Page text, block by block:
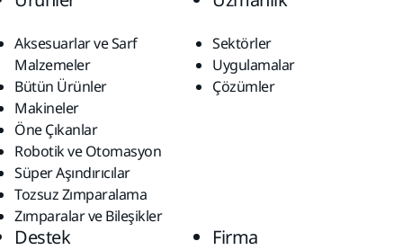
Aksesuarlar ve Sarf
Malzemeler
Bütün Ürünler
Makineler
Öne Çıkanlar
Robotik ve Otomasyon
Süper Aşındırıcılar
Tozsuz Zımparalama
Zımparalar ve Bileşikler
Sektörler
Uygulamalar
Çözümler
Destek Firma